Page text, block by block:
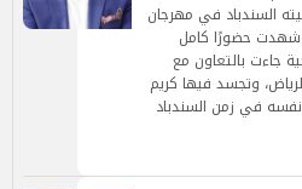
السندباد في مهرجان
وشهدت حضورًا كامل
جاءت بالتعاون مع
وتجسد فيها كريم
في زمن السندباد